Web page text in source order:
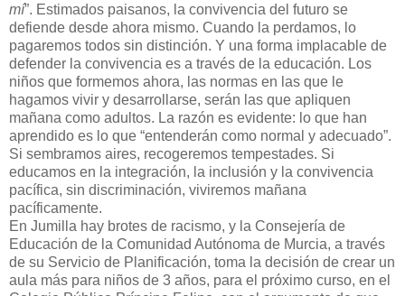
mí”. Estimados paisanos, la convivencia del futuro se
defiende desde ahora mismo. Cuando la perdamos, lo
pagaremos todos sin distinción. Y una forma implacable de
defender la convivencia es a través de la educación. Los
niños que formemos ahora, las normas en las que le
hagamos vivir y desarrollarse, serán las que apliquen
mañana como adultos. La razón es evidente: lo que han
aprendido es lo que “entenderán como normal y adecuado”.
Si sembramos aires, recogeremos tempestades. Si
educamos en la integración, la inclusión y la convivencia
pacífica, sin discriminación, viviremos mañana
pacíficamente.
En Jumilla hay brotes de racismo, y la Consejería de
Educación de la Comunidad Autónoma de Murcia, a través
de su Servicio de Planificación, toma la decisión de crear un
aula más para niños de 3 años, para el próximo curso, en el